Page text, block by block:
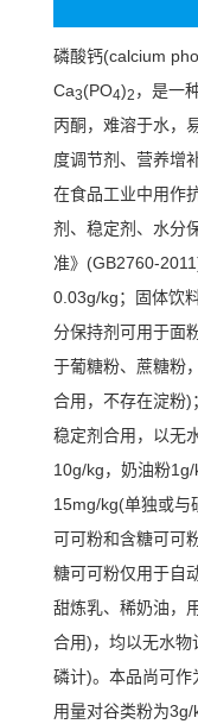
磷酸钙(calcium
Ca3(PO4)2 ，是一
丙酮，难溶于水，
度调节剂、营养增
在食品工业中用作
剂、稳定剂、水分
准》(GB2760-
0.03g/kg；固体饮
分保持剂可用于面
于葡糖粉、蔗糖粉
合用，不存在淀粉)
稳定剂合用，以无
10g/kg，奶油粉1g/
15mg/kg(单独或与
可可粉和含糖可可
糖可可粉仅用于自
甜炼乳、稀奶油，
合用)，均以无水物
磷计)。本品尚可作
用量对谷类粉为